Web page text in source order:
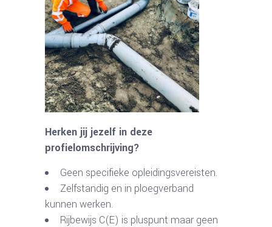
Herken jij jezelf in deze
profielomschrijving?
Geen specifieke opleidingsvereisten.
Zelfstandig en in ploegverband
kunnen werken.
Rijbewijs C(E) is pluspunt maar geen